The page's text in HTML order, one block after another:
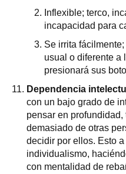
Inflexible; terco,
incapacidad para
Se irrita
usual o diferente a
presionará sus
Dependencia
con un bajo grado de
pensar en
demasiado de otras
decidir por ellos. Esto
individualismo,
con mentalidad de